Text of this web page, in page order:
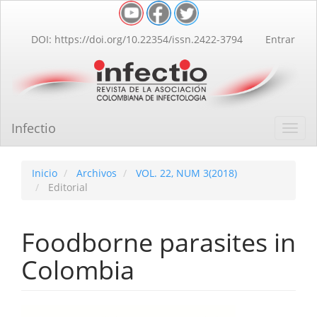
Contenido
principal
lateral
DOI: https://doi.org/10.22354/issn.2422-3794 Entrar
Infectio
Inicio Archivos
VOL. 22, NUM 3(2018)
Editorial
Foodborne parasites in
Colombia